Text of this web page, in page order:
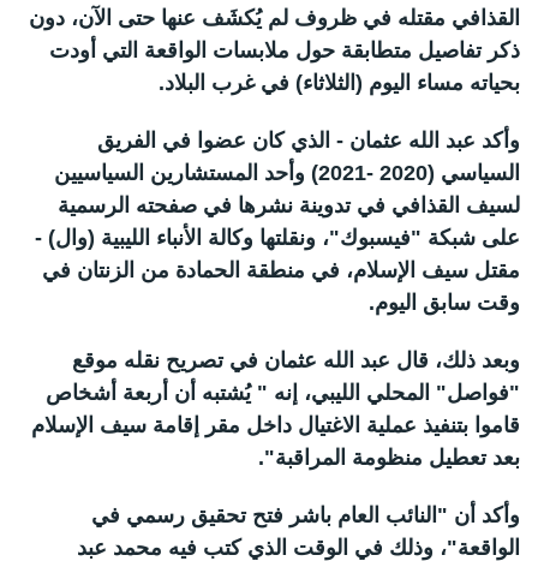
القذافي مقتله في ظروف لم يُكشَف عنها حتى الآن، دون
ذكر تفاصيل متطابقة حول ملابسات الواقعة التي أودت
بحياته مساء اليوم (الثلاثاء) في غرب البلاد.
وأكد عبد الله عثمان - الذي كان عضوا في الفريق
السياسي (2020 -2021) وأحد المستشارين السياسيين
لسيف القذافي في تدوينة نشرها في صفحته الرسمية
على شبكة "فيسبوك"، ونقلتها وكالة الأنباء الليبية (وال) -
مقتل سيف الإسلام، في منطقة الحمادة من الزنتان في
وقت سابق اليوم.
وبعد ذلك، قال عبد الله عثمان في تصريح نقله موقع
"فواصل" المحلي الليبي، إنه " يُشتبه أن أربعة أشخاص
قاموا بتنفيذ عملية الاغتيال داخل مقر إقامة سيف الإسلام
بعد تعطيل منظومة المراقبة".
وأكد أن "النائب العام باشر فتح تحقيق رسمي في
الواقعة"، وذلك في الوقت الذي كتب فيه محمد عبد